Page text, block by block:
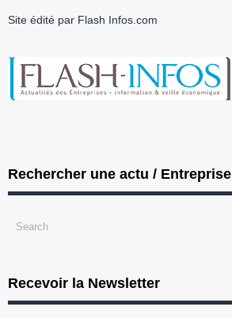
Site édité par Flash Infos.com
Rechercher une actu / Entreprise
Recevoir la Newsletter